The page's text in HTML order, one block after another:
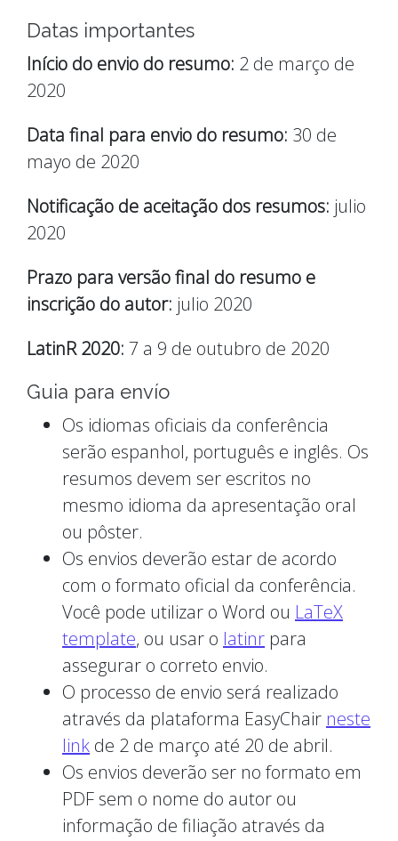
Datas importantes
Início do envio do resumo: 2 de março de
2020
Data final para envio do resumo: 30 de
mayo de 2020
Notificação de aceitação dos resumos: julio
2020
Prazo para versão final do resumo e
inscrição do autor: julio 2020
LatinR 2020: 7 a 9 de outubro de 2020
Guia para envío
Os idiomas oficiais da conferência
serão espanhol, português e inglês. Os
resumos devem ser escritos no
mesmo idioma da apresentação oral
ou pôster.
Os envios deverão estar de acordo
com o formato oficial da conferência.
Você pode utilizar o Word ou LaTeX
template, ou usar o latinr para
assegurar o correto envio.
O processo de envio será realizado
através da plataforma EasyChair neste
link de 2 de março até 20 de abril.
Os envios deverão ser no formato em
PDF sem o nome do autor ou
informação de filiação através da